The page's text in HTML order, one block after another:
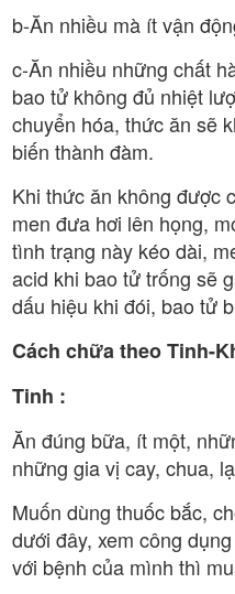
b-Ăn nhiều mà ít vận
c-Ăn nhiều những chất
bao tử không đủ nhiệt
chuyển hóa, thức ăn sẽ
biến thành đàm.
Khi thức ăn không được
men đưa hơi lên họng,
tình trạng này kéo dài,
acid khi bao tử trống sẽ
dấu hiệu khi đói, bao tử
Cách chữa theo Tinh-
Tinh :
Ăn đúng bữa, ít một,
những gia vị cay, chua,
Muốn dùng thuốc bắc,
dưới đây, xem công
với bệnh của mình thì